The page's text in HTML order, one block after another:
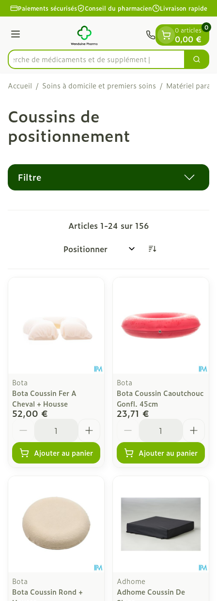
Aller au contenu
1 de 1
Paiements sécurisés Conseil du pharmacien Livraison rapide
Menu
Rechercher
Recherche de médicamen
0 articles
0,00 €
0
Accueil / Soins à domicile et premiers soins / Matériel
Coussins de
positionnement
Filtre
Articles 1-24 sur 156
Trier par:
Bota
Bota Coussin Fer A
Cheval + Housse
52,00 €
Ajouter au panier
Bota
Bota Coussin Caoutchouc
Gonfl. 45cm
23,71 €
Ajouter au panier
Bota
Bota Coussin Rond +
Adhome
Adhome Coussin De